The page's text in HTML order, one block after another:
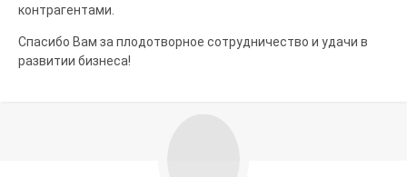
контрагентами.
Спасибо Вам за плодотворное сотрудничество и удачи в
развитии бизнеса!